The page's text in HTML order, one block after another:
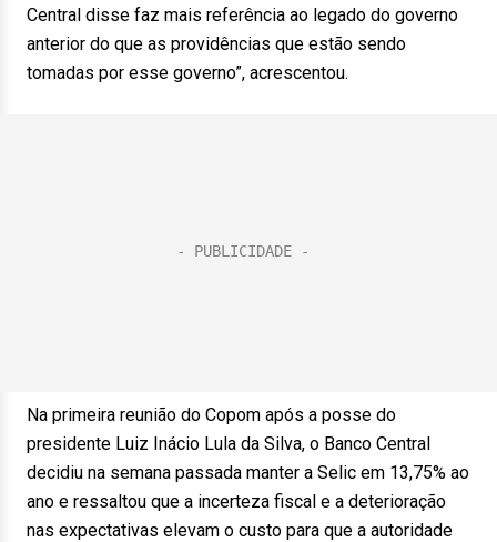
Central disse faz mais referência ao legado do governo
anterior do que as providências que estão sendo
tomadas por esse governo”, acrescentou.
Na primeira reunião do Copom após a posse do
presidente Luiz Inácio Lula da Silva, o Banco Central
decidiu na semana passada manter a Selic em 13,75% ao
ano e ressaltou que a incerteza fiscal e a deterioração
nas expectativas elevam o custo para que a autoridade